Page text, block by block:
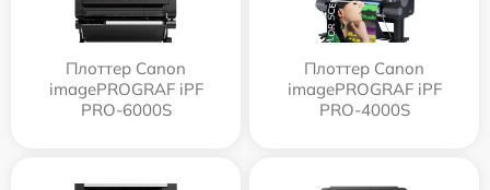
Плоттер Canon
imagePROGRAF iPF
PRO-6000S
Плоттер Canon
imagePROGRAF iPF
PRO-4000S